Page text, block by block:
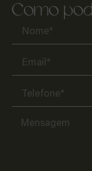
Como